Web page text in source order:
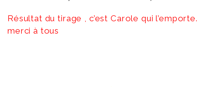
Résultat du tirage , c’est Carole qui l’emporte.
merci à tous